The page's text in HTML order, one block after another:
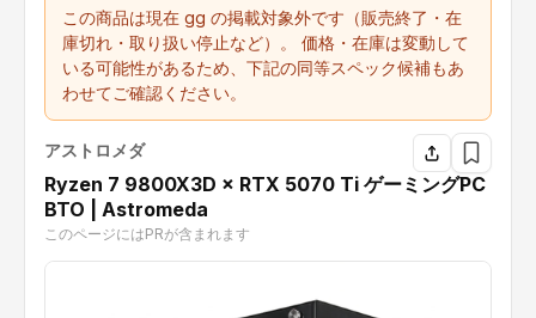
この商品は現在 gg の掲載対象外です（販売終了・在
庫切れ・取り扱い停止など）。 価格・在庫は変動して
いる可能性があるため、下記の同等スペック候補もあ
わせてご確認ください。
アストロメダ
Ryzen 7 9800X3D × RTX 5070 Ti ゲーミングPC
BTO | Astromeda
このページにはPRが含まれます